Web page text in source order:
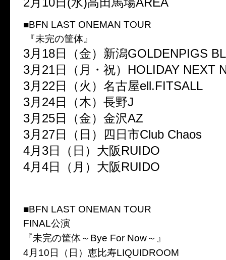
■BFN LAST ONEMAN TOUR
『未完の筐体』
3月18日（金）新潟GOLDENPIGS
3月21日（月・祝）HOLIDAY NEXT
3月22日（火）名古屋ell.FITSALL
3月24日（木）長野J
3月25日（金）金沢AZ
3月27日（日）四日市Club Chaos
4月3日（日）大阪RUIDO
4月4日（月）大阪RUIDO
■BFN LAST ONEMAN TOUR
FINAL公演
『未完の筐体～Bye For Now～』
4月10日（日）恵比寿LIQUIDROOM